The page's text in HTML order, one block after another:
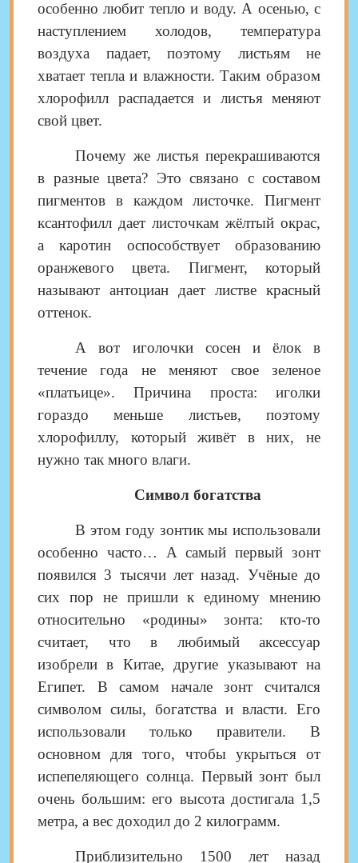
особенно любит тепло и воду. А осенью, с
наступлением холодов, температура
воздуха падает, поэтому листьям не
хватает тепла и влажности. Таким образом
хлорофилл распадается и листья меняют
свой цвет.
Почему же листья перекрашиваются
в разные цвета? Это связано с составом
пигментов в каждом листочке. Пигмент
ксантофилл дает листочкам жёлтый окрас,
а каротин оспособствует образованию
оранжевого цвета. Пигмент, который
называют антоциан дает листве красный
оттенок.
А вот иголочки сосен и ёлок в
течение года не меняют свое зеленое
«платьице». Причина проста: иголки
гораздо меньше листьев, поэтому
хлорофиллу, который живёт в них, не
нужно так много влаги.
Символ богатства
В этом году зонтик мы использовали
особенно часто… А самый первый зонт
появился 3 тысячи лет назад. Учёные до
сих пор не пришли к единому мнению
относительно «родины» зонта: кто-то
считает, что в любимый аксессуар
изобрели в Китае, другие указывают на
Египет. В самом начале зонт считался
символом силы, богатства и власти. Его
использовали только правители. В
основном для того, чтобы укрыться от
испепеляющего солнца. Первый зонт был
очень большим: его высота достигала 1,5
метра, а вес доходил до 2 килограмм.
Приблизительно 1500 лет назад